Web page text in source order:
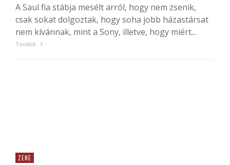
A Saul fia stábja mesélt arról, hogy nem zsenik,
csak sokat dolgoztak, hogy soha jobb házastársat
nem kívánnak, mint a Sony, illetve, hogy miért...
Tovább
ZENE